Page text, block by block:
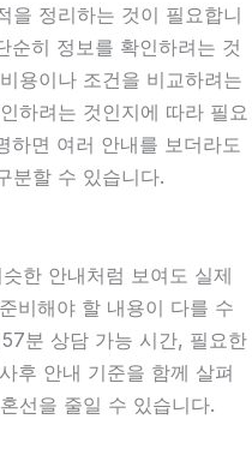
을 정리하는 것이 필요합니
히 정보를 확인하려는 것
용이나 조건을 비교하려는
하려는 것인지에 따라 필요
하면 여러 안내를 보더라도
분할 수 있습니다.
한 안내처럼 보여도 실제
비해야 할 내용이 다를 수
분 상담 가능 시간, 필요한
후 안내 기준을 함께 살펴
선을 줄일 수 있습니다.